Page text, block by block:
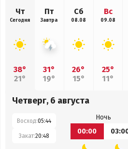
Чт
Сегодня
38°
21°
Пт
Завтра
31°
19°
Сб
08.08
26°
15°
Вс
09.08
25°
11°
Четверг, 6 августа
Восход:05:44
Закат:20:48
Ночь
00:00